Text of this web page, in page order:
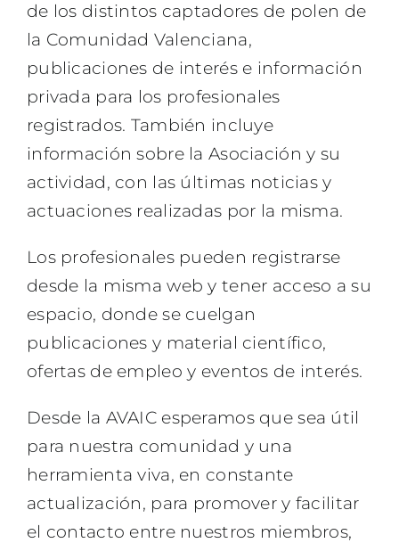
de los distintos captadores de polen de
la Comunidad Valenciana,
publicaciones de interés e información
privada para los profesionales
registrados. También incluye
información sobre la Asociación y su
actividad, con las últimas noticias y
actuaciones realizadas por la misma.
Los profesionales pueden registrarse
desde la misma web y tener acceso a su
espacio, donde se cuelgan
publicaciones y material científico,
ofertas de empleo y eventos de interés.
Desde la AVAIC esperamos que sea útil
para nuestra comunidad y una
herramienta viva, en constante
actualización, para promover y facilitar
el contacto entre nuestros miembros,